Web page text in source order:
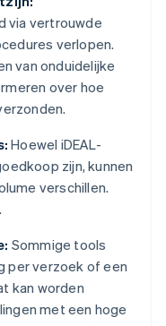
via vertrouwde
verlopen.
van onduidelijke
over hoe
Hoewel iDEAL-
zijn, kunnen
verschillen.
Sommige tools
per verzoek of een
kan worden
met een hoge